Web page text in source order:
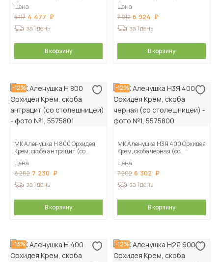
Цена
5 117 4 477
за 1 день
В корзину
Цена
7 912 6 924
за 1 день
В корзину
-12%
МК Аленушка Н 800 Орхидея
Крем, скоба антрацит (со
Цена
8 262 7 230
за 1 день
В корзину
-12%
МК Аленушка Н3Я 400 Орхидея
Крем, скоба черная (со
Цена
7 202 6 302
за 1 день
В корзину
-13% -12%